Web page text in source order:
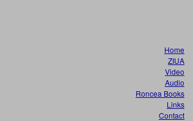
Home
ZIUA
Video
Audio
Roncea Books
Links
Contact